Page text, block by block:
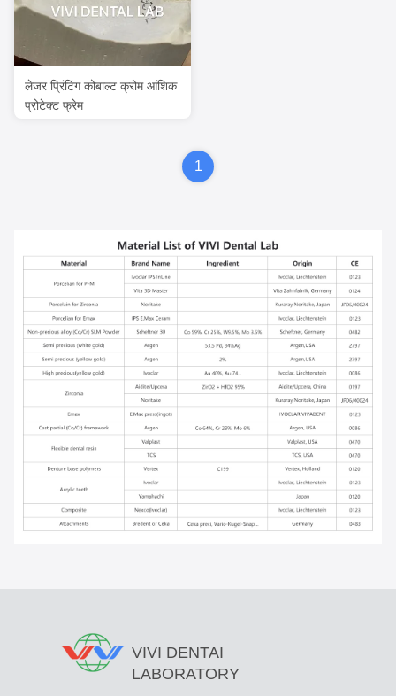
लेजर प्रिंटिंग कोबाल्ट क्रोम आंशिक
प्रोटेक्ट फ्रेम
1
VIVI DENTAI
LABORATORY